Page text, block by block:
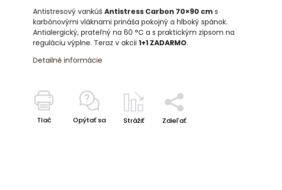
Antistresový vankúš Antistress Carbon 70×90 cms
karbónovými vláknami prináša pokojný a hlboký spánok.
Antialergický, prateľný na 60 °C a s praktickým zipsom na
reguláciu výplne. Teraz v akcii 1+1 ZADARMO.
Detailné informácie
Tlač Opýtať sa Strážiť Zdieľať